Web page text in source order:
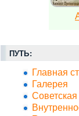
ПУТЬ:
Главная
Галерея
Советская